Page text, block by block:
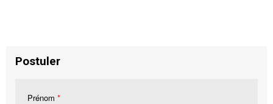
Postuler
Prénom *